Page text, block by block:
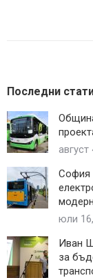
Последни
август
София
юли
Иван
за